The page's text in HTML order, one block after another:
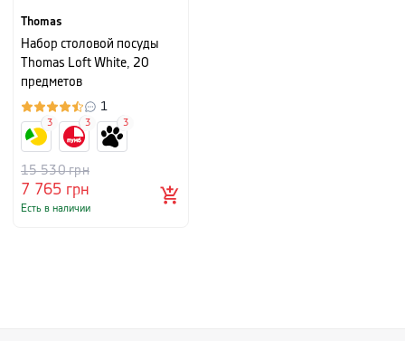
Thomas
Набор столовой посуды
Thomas Loft White, 20
предметов
1
7 765 грн
15 530грн
Есть в наличии
3 3 3